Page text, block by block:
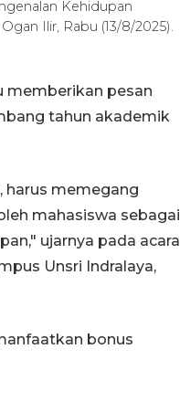
Kehidupan
Ilir, Rabu (13/8/2025).
memberikan pesan
tahun akademik
harus memegang
mahasiswa sebagai
ujarnya pada acara
Unsri Indralaya,
bonus